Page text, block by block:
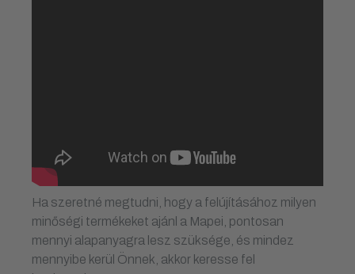
Ha szeretné megtudni, hogy a felújításához milyen
minőségi termékeket ajánl a Mapei, pontosan
mennyi alapanyagra lesz szüksége, és mindez
mennyibe kerül Önnek, akkor keresse fel